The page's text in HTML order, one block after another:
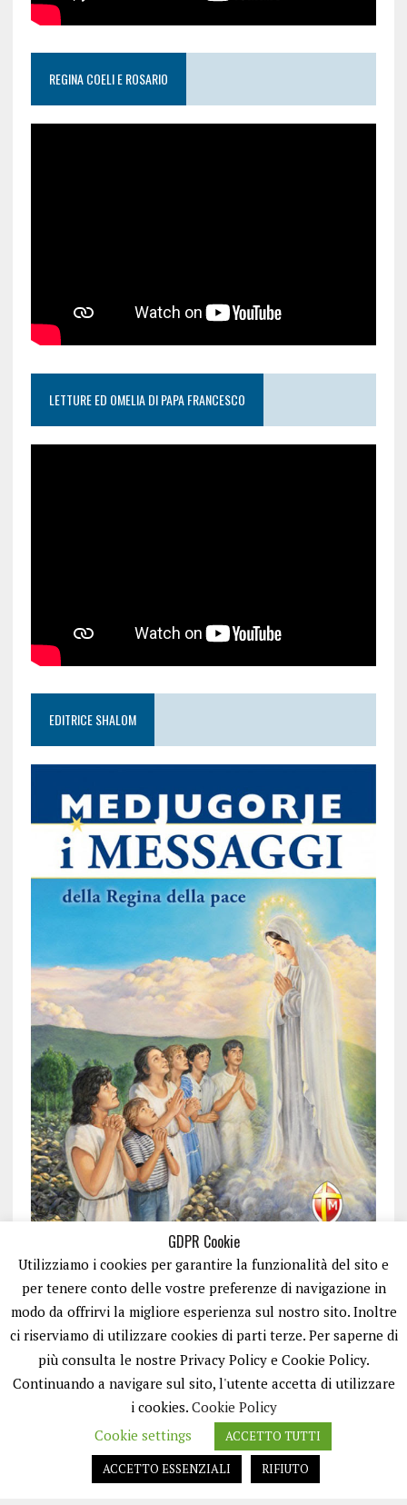
REGINA COELI E ROSARIO
LETTURE ED OMELIA DI PAPA FRANCESCO
EDITRICE SHALOM
ISCRIVITI
GDPR Cookie
Utilizziamo i cookies per garantire la funzionalità del sito e
per tenere conto delle vostre preferenze di navigazione in
modo da offrirvi la migliore esperienza sul nostro sito. Inoltre
ci riserviamo di utilizzare cookies di parti terze. Per saperne di
più consulta le nostre Privacy Policy e Cookie Policy.
Continuando a navigare sul sito, l'utente accetta di utilizzare
i cookies. Cookie Policy
Cookie settings
ACCETTO TUTTI
ACCETTO ESSENZIALI
RIFIUTO